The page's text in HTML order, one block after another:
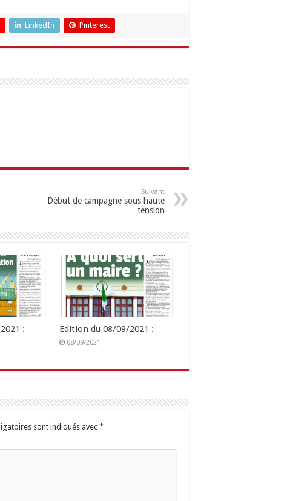
LinkedIn Pinterest
Suivant
Début de campagne sous haute
tension
: Edition du 08/09/2021 :
08/09/2021
sont indiqués avec *